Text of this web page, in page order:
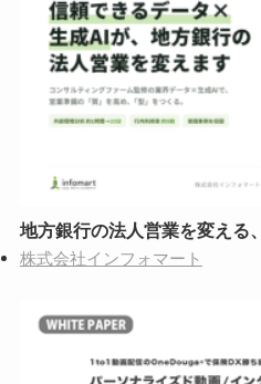
地方銀行の法人営業を変える
株式会社インフォマート